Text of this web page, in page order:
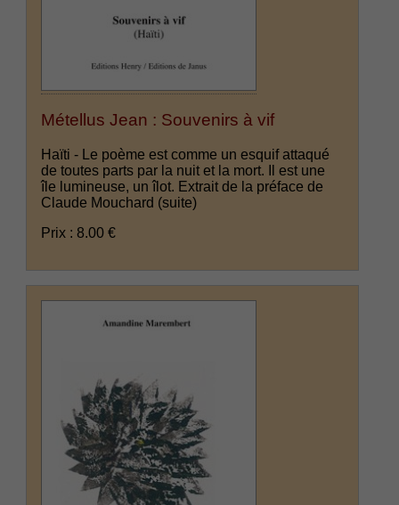
Métellus Jean : Souvenirs à vif
Haïti - Le poème est comme un esquif attaqué
de toutes parts par la nuit et la mort. Il est une
île lumineuse, un îlot. Extrait de la préface de
Claude Mouchard (suite)
Prix : 8.00 €